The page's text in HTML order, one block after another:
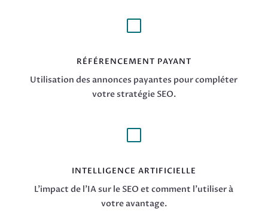
V
RÉFÉRENCEMENT PAYANT
Utilisation des annonces payantes pour compléter
votre stratégie SEO.
V
INTELLIGENCE ARTIFICIELLE
L’impact de l’IA sur le SEO et comment l’utiliser à
votre avantage.